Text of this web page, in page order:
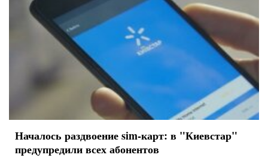
Началось раздвоение sim-карт: в "Киевстар"
предупредили всех абонентов